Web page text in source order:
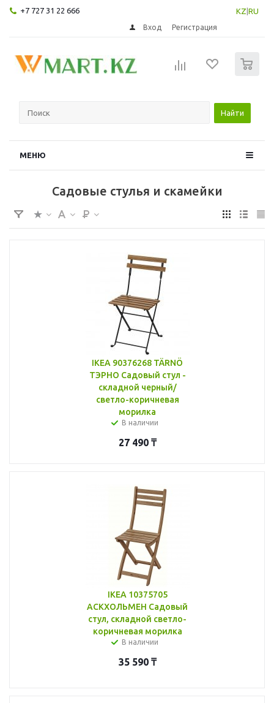
+7 727 31 22 666 KZ RU
Вход Регистрация
Найти
МЕНЮ
Садовые стулья и скамейки
IKEA 90376268 TÄRNÖ
ТЭРНО Садовый стул -
складной черный/
светло-коричневая
морилка
В наличии
27 490₸
IKEA 10375705
АСКХОЛЬМЕН Садовый
стул, складной светло-
коричневая морилка
В наличии
35 590₸